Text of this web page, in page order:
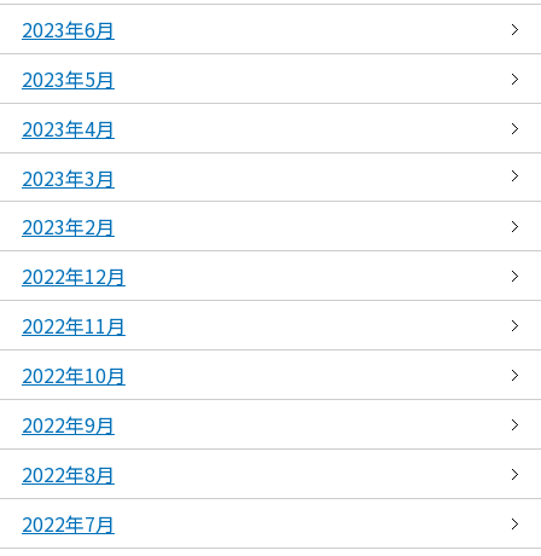
2023年6月
2023年5月
2023年4月
2023年3月
2023年2月
2022年12月
2022年11月
2022年10月
2022年9月
2022年8月
2022年7月